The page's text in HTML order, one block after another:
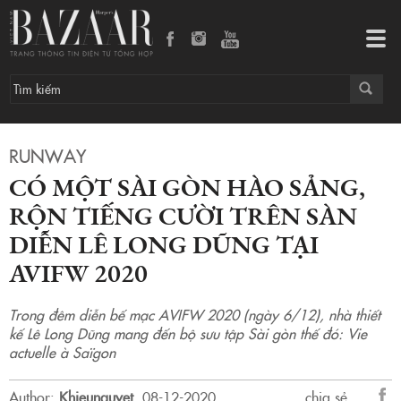
RUNWAY
CÓ MỘT SÀI GÒN HÀO SẢNG,
RỘN TIẾNG CƯỜI TRÊN SÀN
DIỄN LÊ LONG DŨNG TẠI
AVIFW 2020
Trong đêm diễn bế mạc AVIFW 2020 (ngày 6/12), nhà thiết
kế Lê Long Dũng mang đến bộ sưu tập Sài gòn thế đó: Vie
actuelle à Saïgon
Author: Khieunguyet. 08-12-2020.
chia sẻ